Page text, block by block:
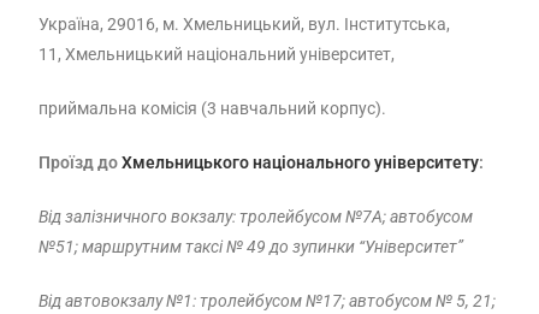
Україна, 29016, м. Хмельницький, вул. Інститутська,
11,Хмельницький національний університет,
приймальна комісія (3 навчальний корпус).
Проїзд доХмельницького національного університету:
Від залізничного вокзалу: тролейбусом №7A; автобусом
№51; маршрутним таксі № 49 до зупинки “Університет”
Від автовокзалу №1: тролейбусом №17; автобусом № 5, 21;